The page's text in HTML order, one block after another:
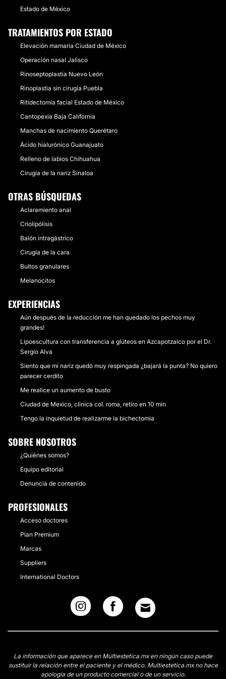
Estado de México
TRATAMIENTOS POR ESTADO
Elevación mamaria Ciudad de México
Operación nasal Jalisco
Rinoseptoplastia Nuevo León
Rinoplastia sin cirugía Puebla
Ritidectomía facial Estado de México
Cantopexia Baja California
Manchas de nacimiento Querétaro
Ácido hialurónico Guanajuato
Relleno de labios Chihuahua
Cirugía de la nariz Sinaloa
OTRAS BÚSQUEDAS
Aclaramiento anal
Criolipólisis
Balón intragástrico
Cirugía de la cara
Bultos granulares
Melanocitos
EXPERIENCIAS
Aún después de la reducción me han quedado los pechos muy
grandes!
Lipoescultura con transferencia a glúteos en Azcapotzalco por el Dr.
Sergio Alva
Siento que mi nariz quedó muy respingada ¿bajará la punta? No quiero
parecer cerdito
Me realice un aumento de busto
Ciudad de Mexico, clinica col. roma, retiro en 10 min
Tengo la inquietud de realizarme la bichectomia
SOBRE NOSOTROS
¿Quiénes somos?
Equipo editorial
Denuncia de contenido
PROFESIONALES
Acceso doctores
Plan Premium
Marcas
Suppliers
International Doctors
La información que aparece en Multiestetica.mx en ningún caso puede
sustituir la relación entre el paciente y el médico. Multiestetica.mx no hace
apología de un producto comercial o de un servicio.